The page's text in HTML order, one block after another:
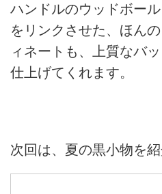
ハンドルのウッドボー
をリンクさせた、ほん
ィネートも、上質なバ
仕上げてくれます。
次回は、夏の黒小物を紹